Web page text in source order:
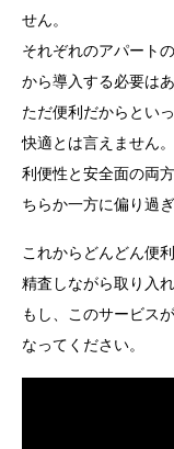
せん。
それぞれのアパート
から導入する必要は
ただ便利だからとい
快適とは言えません。
利便性と安全面の両
ちらか一方に偏り過
これからどんどん便
精査しながら取り入
もし、このサービス
なってください。